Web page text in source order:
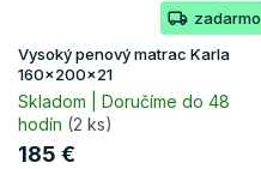
zadarmo
Vysoký penový matrac Karla
160x200x21
Skladom | Doručíme do 48
hodín (2 ks)
185 €